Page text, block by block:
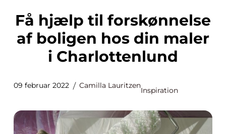
Få hjælp til forskønnelse
af boligen hos din maler
i Charlottenlund
09 februar 2022 Camilla Lauritzen
Inspiration